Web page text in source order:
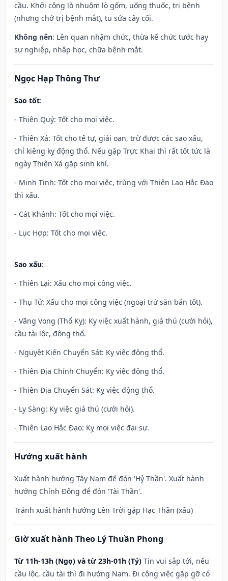
cầu. Khởi công lò nhuộm lò gốm, uống thuốc, trị bệnh
(nhưng chớ trị bệnh mắt), tu sửa cây cối.
Không nên: Lên quan nhậm chức, thừa kế chức tước hay
sự nghiệp, nhập học, chữa bệnh mắt.
Ngọc Hạp Thông Thư
Sao tốt:
- Thiên Quý: Tốt cho mọi việc.
- Thiên Xá: Tốt cho tế tự, giải oan, trừ được các sao xấu,
chỉ kiêng kỵ động thổ. Nếu gặp Trực Khai thì rất tốt tức là
ngày Thiên Xá gặp sinh khí.
- Minh Tinh: Tốt cho mọi việc, trùng với Thiên Lao Hắc Đạo
thì xấu.
- Cát Khánh: Tốt cho mọi việc.
- Lục Hợp: Tốt cho mọi việc.
Sao xấu:
- Thiên Lại: Xấu cho mọi công việc.
- Thụ Tử: Xấu cho mọi công việc (ngoại trừ săn bắn tốt).
- Vãng Vong (Thổ Kỵ): Kỵ việc xuất hành, giá thú (cưới hỏi),
cầu tài lộc, động thổ.
- Nguyệt Kiến Chuyển Sát: Kỵ việc động thổ.
- Thiên Địa Chính Chuyển: Kỵ việc động thổ.
- Thiên Địa Chuyển Sát: Kỵ việc động thổ.
- Ly Sàng: Kỵ việc giá thú (cưới hỏi).
- Thiên Lao Hắc Đạo: Kỵ mọi việc đại sự.
Hướng xuất hành
Xuất hành hướng Tây Nam để đón 'Hỷ Thần'. Xuất hành
hướng Chính Đông để đón 'Tài Thần'.
Tránh xuất hành hướng Lên Trời gặp Hạc Thần (xấu)
Giờ xuất hành Theo Lý Thuần Phong
Từ 11h-13h (Ngọ) và từ 23h-01h (Tý) Tin vui sắp tới, nếu
cầu lộc, cầu tài thì đi hướng Nam. Đi công việc gặp gỡ có